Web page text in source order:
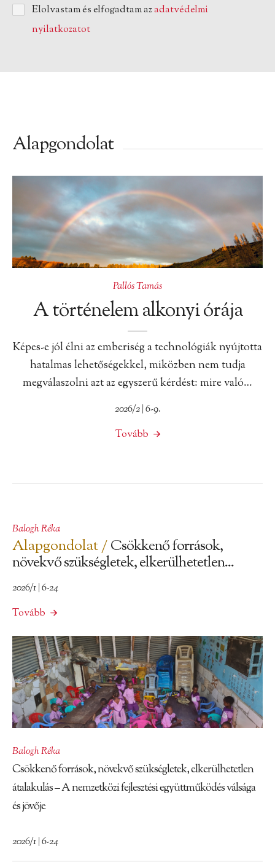
Elolvastam és elfogadtam azadatvédelmi
nyilatkozatot
Alapgondolat
Pallós Tamás
A történelem alkonyi órája
Képes-e jól élni az emberiség a technológiák nyújtotta
hatalmas lehetőségekkel, miközben nem tudja
megválaszolni azt az egyszerű kérdést: mire való…
2026/2 | 6-9.
Tovább
Balogh Réka
Alapgondolat /Csökkenő források,
növekvő szükségletek, elkerülhetetlen...
2026/1 | 6-24
Tovább
Balogh Réka
Csökkenő források, növekvő szükségletek, elkerülhetetlen
átalakulás – A nemzetközi fejlesztési együttműködés válsága
és jövője
2026/1 | 6-24